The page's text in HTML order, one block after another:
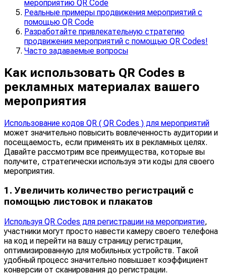
мероприятию QR Code
Реальные примеры продвижения мероприятий с
помощью QR Code
Разработайте привлекательную стратегию
продвижения мероприятий с помощью QR Codes!
Часто задаваемые вопросы
Как использовать QR Codes в
рекламных материалах вашего
мероприятия
Использование кодов QR ( QR Codes ) для мероприятий
может значительно повысить вовлеченность аудитории и
посещаемость, если применять их в рекламных целях.
Давайте рассмотрим все преимущества, которые вы
получите, стратегически используя эти коды для своего
мероприятия.
1. Увеличить количество регистраций с
помощью листовок и плакатов
Используя QR Codes для регистрации на мероприятие,
участники могут просто навести камеру своего телефона
на код и перейти на вашу страницу регистрации,
оптимизированную для мобильных устройств. Такой
удобный процесс значительно повышает коэффициент
конверсии от сканирования до регистрации.